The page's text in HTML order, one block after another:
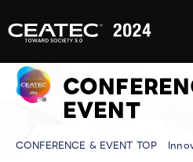
EVENT
CONFERENCE & EVENT TOP